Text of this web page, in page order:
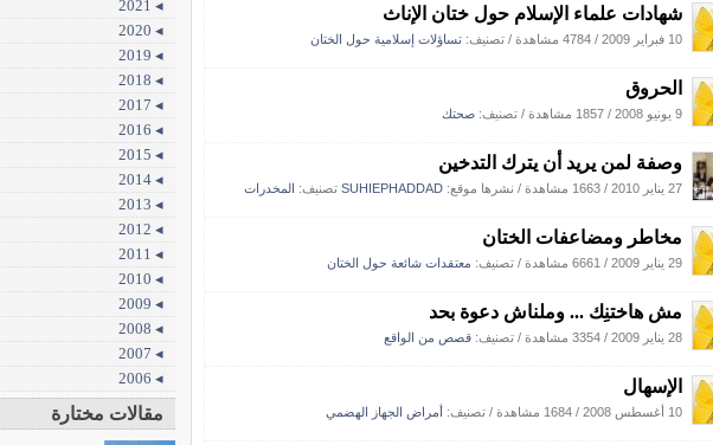
شهادات علماء الإسلام حول ختان الإناث
10 فبراير 2009 / 4784 مشاهدة / تصنيف: تساؤلات إسلامية حول الختان
الحروق
9 يونيو 2008 / 1857 مشاهدة / تصنيف: صحتك
وصفة لمن يريد أن يترك التدخين
27 يناير 2010 / 1663 مشاهدة / نشرها موقع: SUHIEPHADDAD تصنيف: المخدرات
مخاطر ومضاعفات الختان
29 يناير 2009 / 6661 مشاهدة / تصنيف: معتقدات شائعة حول الختان
مش هاختنِك ... وملناش دعوة بحد
28 يناير 2009 / 3354 مشاهدة / تصنيف: قصص من الواقع
الإسهال
10 أغسطس 2008 / 1684 مشاهدة / تصنيف: أمراض الجهاز الهضمي
◂ 2021
◂ 2020
◂ 2019
◂ 2018
◂ 2017
◂ 2016
◂ 2015
◂ 2014
◂ 2013
◂ 2012
◂ 2011
◂ 2010
◂ 2009
◂ 2008
◂ 2007
◂ 2006
مقالات مختارة